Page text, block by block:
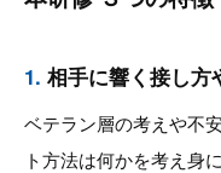
1. 相手に響く接し方
ベテラン層の考えや不
ト方法は何かを考え身